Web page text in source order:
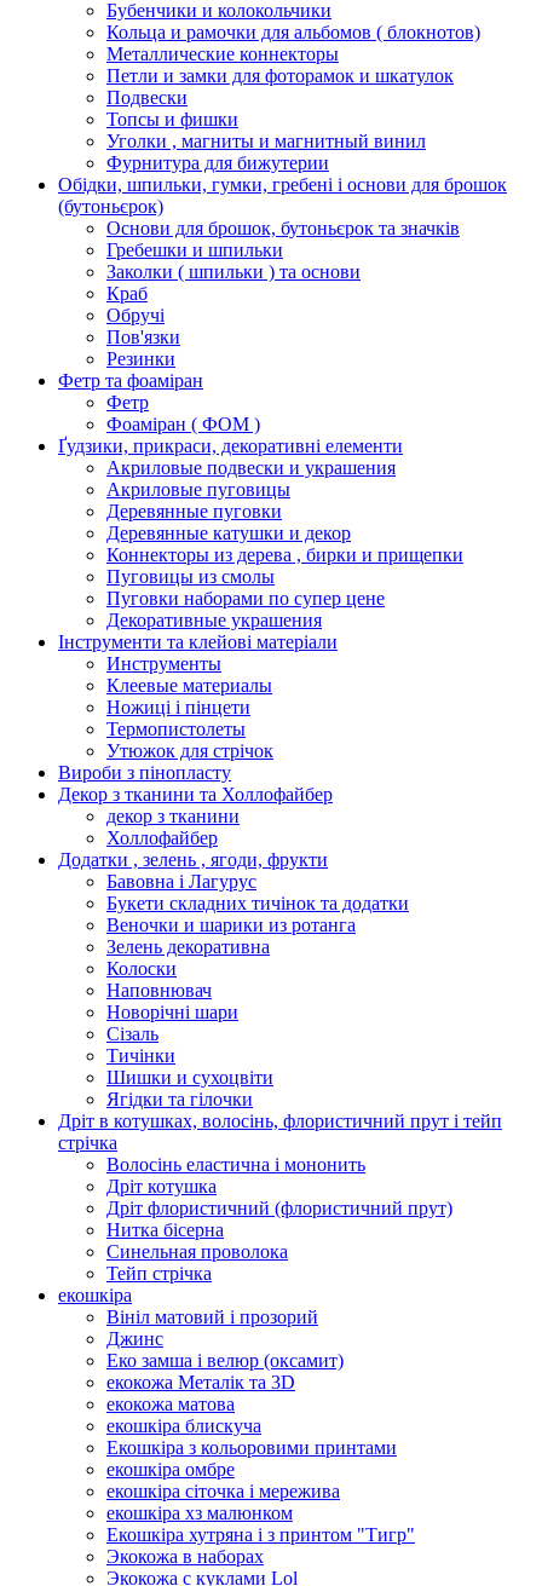
Бубенчики и колокольчики
Кольца и рамочки для альбомов ( блокнотов)
Металлические коннекторы
Петли и замки для фоторамок и шкатулок
Подвески
Топсы и фишки
Уголки , магниты и магнитный винил
Фурнитура для бижутерии
Обідки, шпильки, гумки, гребені і основи для брошок
(бутоньєрок)
Основи для брошок, бутоньєрок та значків
Гребешки и шпильки
Заколки ( шпильки ) та основи
Краб
Обручі
Пов'язки
Резинки
Фетр та фоаміран
Фетр
Фоаміран ( ФОМ )
Ґудзики, прикраси, декоративні елементи
Акриловые подвески и украшения
Акриловые пуговицы
Деревянные пуговки
Деревянные катушки и декор
Коннекторы из дерева , бирки и прищепки
Пуговицы из смолы
Пуговки наборами по супер цене
Декоративные украшения
Інструменти та клейові матеріали
Инструменты
Клеевые материалы
Ножиці і пінцети
Термопистолеты
Утюжок для стрічок
Вироби з пінопласту
Декор з тканини та Холлофайбер
декор з тканини
Холлофайбер
Додатки , зелень , ягоди, фрукти
Бавовна і Лагурус
Букети складних тичінок та додатки
Веночки и шарики из ротанга
Зелень декоративна
Колоски
Наповнювач
Новорічні шари
Сізаль
Тичінки
Шишки и сухоцвіти
Ягідки та гілочки
Дріт в котушках, волосінь, флористичний прут і тейп
стрічка
Волосінь еластична і мононить
Дріт котушка
Дріт флористичний (флористичний прут)
Нитка бісерна
Синельная проволока
Тейп стрічка
екошкіра
Вініл матовий і прозорий
Джинс
Еко замша і велюр (оксамит)
екокожа Металік та 3D
екокожа матова
екошкіра блискуча
Екошкіра з кольоровими принтами
екошкіра омбре
екошкіра сіточка і мережива
екошкіра хз малюнком
Екошкіра хутряна і з принтом "Тигр"
Экокожа в наборах
Экокожа с куклами Lol